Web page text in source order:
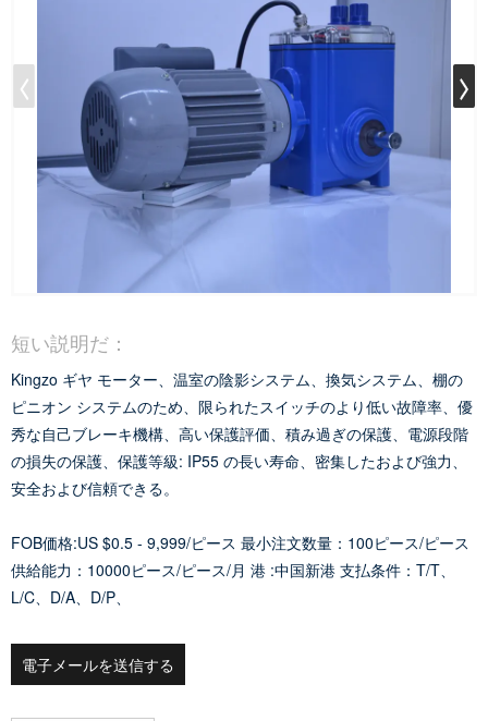
短い説明だ：
Kingzo ギヤ モーター、温室の陰影システム、換気システム、棚の
ピニオン システムのため、限られたスイッチのより低い故障率、優
秀な自己ブレーキ機構、高い保護評価、積み過ぎの保護、電源段階
の損失の保護、保護等級: IP55 の長い寿命、密集したおよび強力、
安全および信頼できる。
FOB価格:US $0.5 - 9,999/ピース 最小注文数量：100ピース/ピース
供給能力：10000ピース/ピース/月 港 :中国新港 支払条件：T/T、
L/C、D/A、D/P、
電子メールを送信する